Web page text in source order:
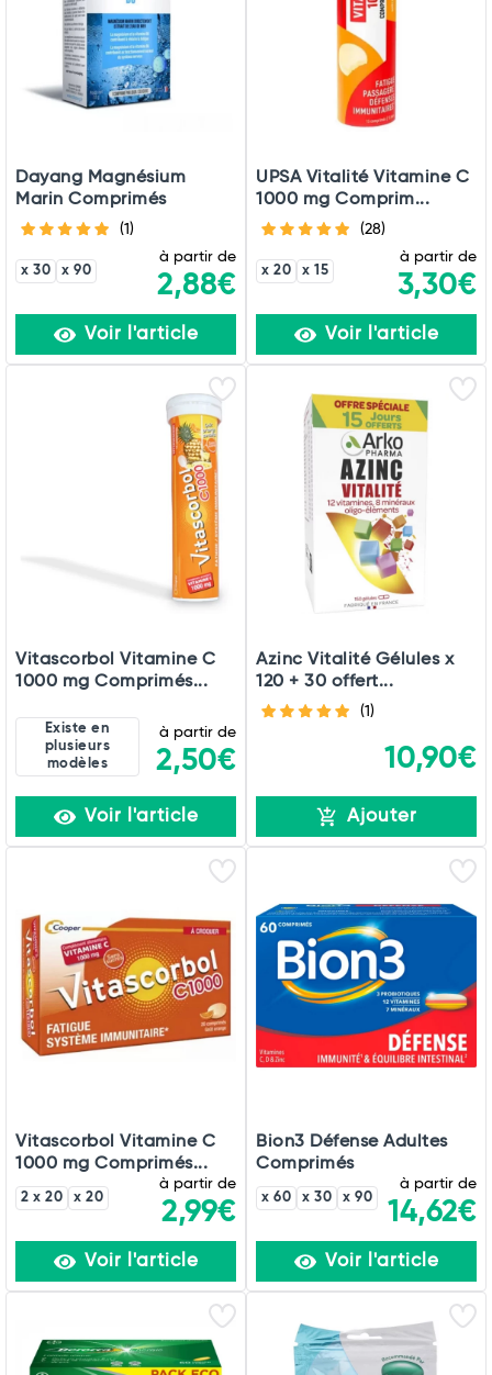
Dayang Magnésium
Marin Comprimés
(1)
x 30 x 90
à partir de
2,88€
Voir l'article
UPSA Vitalité Vitamine C
1000 mg Comprim...
(28)
x 20 x 15
à partir de
3,30€
Voir l'article
Vitascorbol Vitamine C
1000 mg Comprimés...
Existe en
plusieurs
modèles
à partir de
2,50€
Voir l'article
Azinc Vitalité Gélules x
120 + 30 offert...
(1)
10,90€
Ajouter
Vitascorbol Vitamine C
1000 mg Comprimés...
2 x 20 x 20
à partir de
2,99€
Voir l'article
Bion3 Défense Adultes
Comprimés
x 60 x 30 x 90
à partir de
14,62€
Voir l'article